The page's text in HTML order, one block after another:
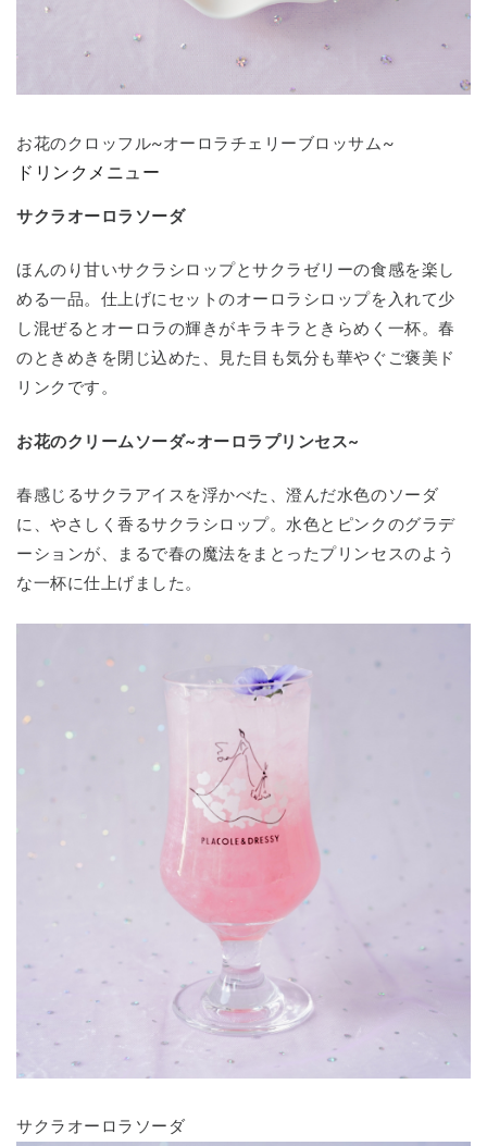
お花のクロッフル~オーロラチェリーブロッサム~
ドリンクメニュー
サクラオーロラソーダ
ほんのり甘いサクラシロップとサクラゼリーの食感を楽し
める一品。仕上げにセットのオーロラシロップを入れて少
し混ぜるとオーロラの輝きがキラキラときらめく一杯。春
のときめきを閉じ込めた、見た目も気分も華やぐご褒美ド
リンクです。
お花のクリームソーダ~オーロラプリンセス~
春感じるサクラアイスを浮かべた、澄んだ水色のソーダ
に、やさしく香るサクラシロップ。水色とピンクのグラデ
ーションが、まるで春の魔法をまとったプリンセスのよう
な一杯に仕上げました。
サクラオーロラソーダ